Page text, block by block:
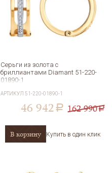
Серьги из золота с
бриллиантами Diamant 51-220-
01890-1
АРТИКУЛ51-220-01890-1
46 942 a 162 990a
В корзину Купить в один клик